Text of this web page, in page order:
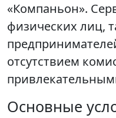
«Компаньон».
физических лиц,
отсутствием
Основные